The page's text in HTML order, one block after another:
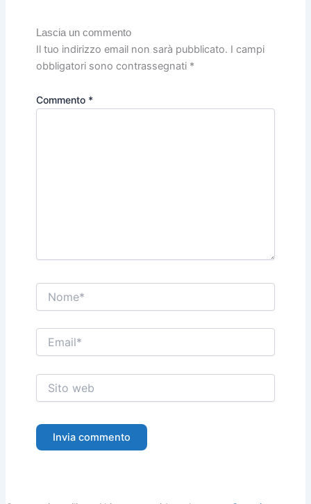
Lascia un commento
Il tuo indirizzo email non sarà pubblicato. I campi
obbligatori sono contrassegnati *
Commento *
Nome*
Email*
Sito
web